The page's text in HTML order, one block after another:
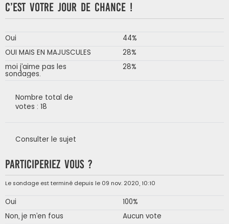
C’est votre jour de chance !
Oui
44%
OUI MAIS EN MAJUSCULES
28%
moi j’aime pas les
sondages.
28%
Nombre total de
votes : 18
Consulter le sujet
Participeriez vous ?
Le sondage est terminé depuis le 09 nov. 2020, 10:10
Oui
100%
Non, je m’en fous
Aucun vote